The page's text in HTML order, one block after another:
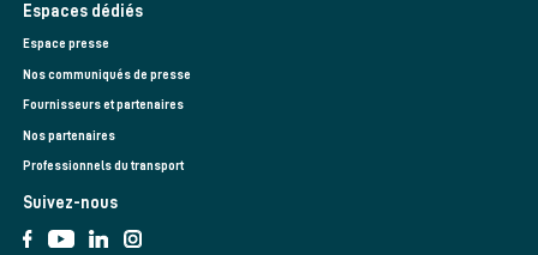
Espaces dédiés
Espace presse
Nos communiqués de presse
Fournisseurs et partenaires
Nos partenaires
Professionnels du transport
Suivez-nous